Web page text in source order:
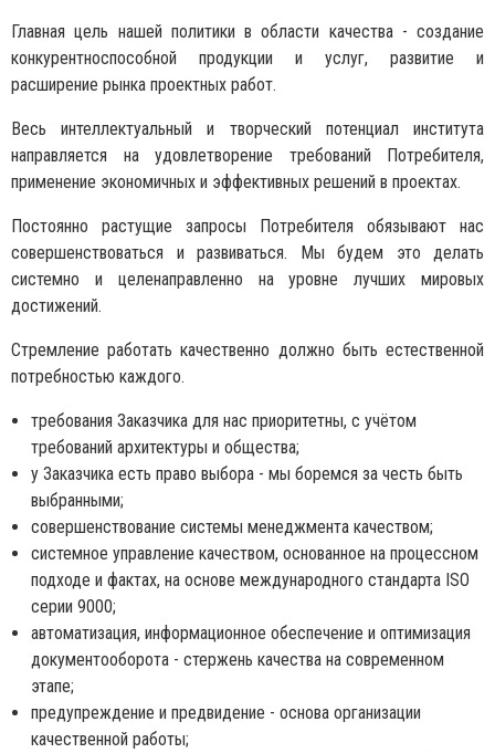
Главная цель нашей политики в области качества - создание
конкурентноспособной продукции и услуг, развитие и
расширение рынка проектных работ.
Весь интеллектуальный и творческий потенциал института
направляется на удовлетворение требований Потребителя,
применение экономичных и эффективных решений в проектах.
Постоянно растущие запросы Потребителя обязывают нас
совершенствоваться и развиваться. Мы будем это делать
системно и целенаправленно на уровне лучших мировых
достижений.
Стремление работать качественно должно быть естественной
потребностью каждого.
требования Заказчика для нас приоритетны, с учётом
требований архитектуры и общества;
у Заказчика есть право выбора - мы боремся за честь быть
выбранными;
совершенствование системы менеджмента качеством;
системное управление качеством, основанное на процессном
подходе и фактах, на основе международного стандарта ISO
серии 9000;
автоматизация, информационное обеспечение и оптимизация
документооборота - стержень качества на современном
этапе;
предупреждение и предвидение - основа организации
качественной работы;